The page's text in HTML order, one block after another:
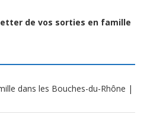
de vos sorties en famille
dans les Bouches-du-Rhône |